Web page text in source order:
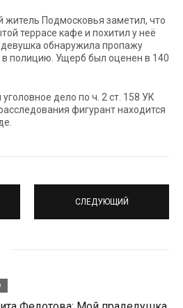
житель Подмосковья заметил, что
террасе кафе и похитил у неё
обнаружила пропажу
в полицию. Ущерб был оценен в 140
дело по ч. 2 ст. 158 УК
фигурант находится
СЛЕДУЮЩИЙ